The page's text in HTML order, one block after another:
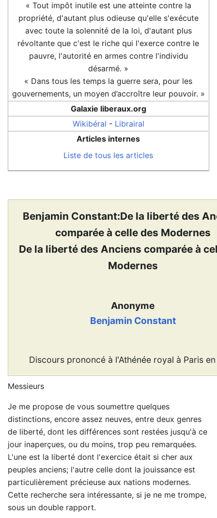
« Tout impôt inutile est une atteinte contre la
propriété, d'autant plus odieuse qu'elle s'exécute
avec toute la solennité de la loi, d'autant plus
révoltante que c'est le riche qui l'exerce contre le
pauvre, l'autorité en armes contre l'individu
désarmé. »
« Dans tous les temps la guerre sera, pour les
gouvernements, un moyen d’accroître leur pouvoir. »
Galaxie liberaux.org
Wikibéral - Librairal
Articles internes
Liste de tous les articles
Benjamin Constant:De la liberté des
comparée à celle des Modernes
De la liberté des Anciens comparée à
Modernes
Anonyme
Benjamin Constant
Discours prononcé à l'Athénée royal à Paris en
Messieurs
Je me propose de vous soumettre quelques
distinctions, encore assez neuves, entre deux genres
de liberté, dont les différences sont restées jusqu'à ce
jour inaperçues, ou du moins, trop peu remarquées.
L'une est la liberté dont l'exercice était si cher aux
peuples anciens; l'autre celle dont la jouissance est
particulièrement précieuse aux nations modernes.
Cette recherche sera intéressante, si je ne me trompe,
sous un double rapport.